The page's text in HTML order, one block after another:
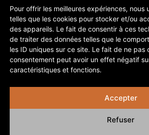
Pour offrir les meilleures expériences, nous
telles que les cookies pour stocker et/ou
des appareils. Le fait de consentir à ces
de traiter des données telles que le
les ID uniques sur ce site. Le fait de ne pas
consentement peut avoir un effet négatif
caractéristiques et fonctions.
Accepter
Refuser